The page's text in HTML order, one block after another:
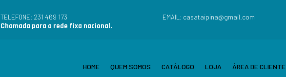
TELEFONE: 231 469 173
Chamada para a rede fixa nacional.
EMAIL: casataipina@gmail.com
HOME QUEM SOMOS CATÁLOGO LOJA ÁREA DE CLIENTE